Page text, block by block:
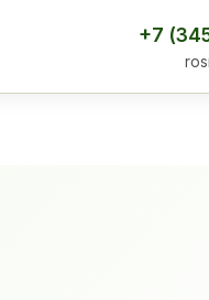
+7